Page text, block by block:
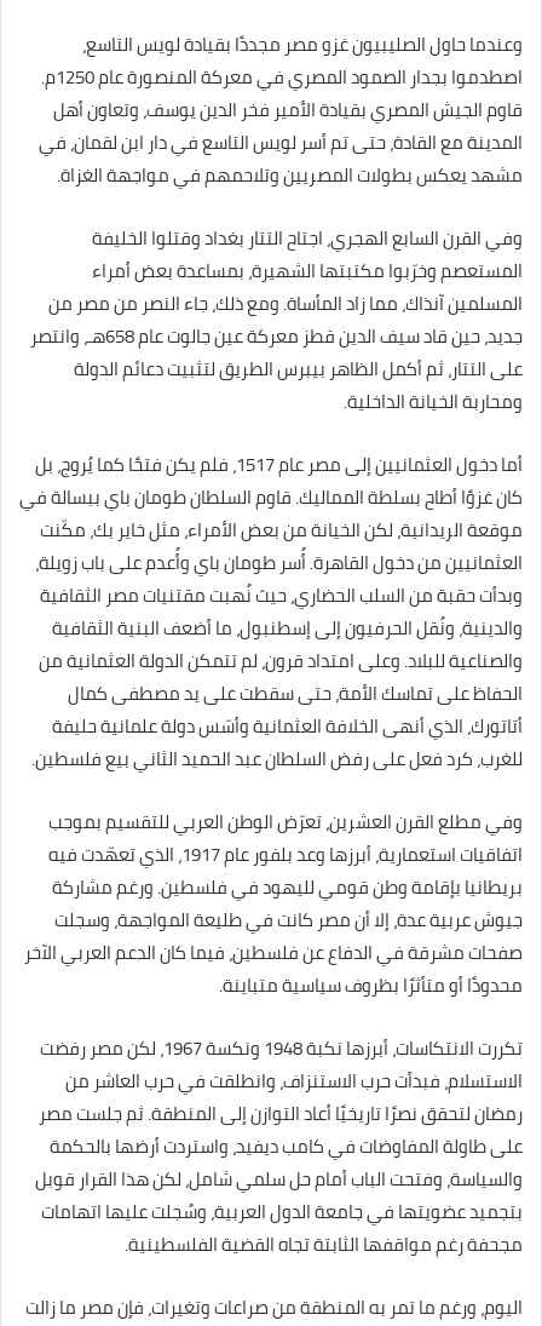
وعندما حاول الصليبيون غزو مصر مجددًا بقيادة لويس التاسع،
اصطدموا بجدار الصمود المصري في معركة المنصورة عام 1250م.
قاوم الجيش المصري بقيادة الأمير فخر الدين يوسف، وتعاون أهل
المدينة مع القادة، حتى تم أسر لويس التاسع في دار ابن لقمان، في
مشهد يعكس بطولات المصريين وتلاحمهم في مواجهة الغزاة.
وفي القرن السابع الهجري، اجتاح التتار بغداد وقتلوا الخليفة
المستعصم وخرّبوا مكتبتها الشهيرة، بمساعدة بعض أمراء
المسلمين آنذاك، مما زاد المأساة. ومع ذلك، جاء النصر من مصر من
جديد، حين قاد سيف الدين قطز معركة عين جالوت عام 658هـ، وانتصر
على التتار، ثم أكمل الظاهر بيبرس الطريق لتثبيت دعائم الدولة
ومحاربة الخيانة الداخلية.
أما دخول العثمانيين إلى مصر عام 1517، فلم يكن فتحًا كما يُروج، بل
كان غزوًا أطاح بسلطة المماليك. قاوم السلطان طومان باي ببسالة في
موقعة الريدانية، لكن الخيانة من بعض الأمراء، مثل خاير بك، مكّنت
العثمانيين من دخول القاهرة. أُسر طومان باي وأُعدم على باب زويلة،
وبدأت حقبة من السلب الحضاري، حيث نُهبت مقتنيات مصر الثقافية
والدينية، ونُقل الحرفيون إلى إسطنبول، ما أضعف البنية الثقافية
والصناعية للبلاد. وعلى امتداد قرون، لم تتمكن الدولة العثمانية من
الحفاظ على تماسك الأمة، حتى سقطت على يد مصطفى كمال
أتاتورك، الذي أنهى الخلافة العثمانية وأسّس دولة علمانية حليفة
للغرب، كرد فعل على رفض السلطان عبد الحميد الثاني بيع فلسطين.
وفي مطلع القرن العشرين، تعرّض الوطن العربي للتقسيم بموجب
اتفاقيات استعمارية، أبرزها وعد بلفور عام 1917، الذي تعهّدت فيه
بريطانيا بإقامة وطن قومي لليهود في فلسطين. ورغم مشاركة
جيوش عربية عدة، إلا أن مصر كانت في طليعة المواجهة، وسجلت
صفحات مشرقة في الدفاع عن فلسطين، فيما كان الدعم العربي الآخر
محدودًا أو متأثرًا بظروف سياسية متباينة.
تكررت الانتكاسات، أبرزها نكبة 1948 ونكسة 1967، لكن مصر رفضت
الاستسلام، فبدأت حرب الاستنزاف، وانطلقت في حرب العاشر من
رمضان لتحقق نصرًا تاريخيًا أعاد التوازن إلى المنطقة. ثم جلست مصر
على طاولة المفاوضات في كامب ديفيد، واستردت أرضها بالحكمة
والسياسة، وفتحت الباب أمام حل سلمي شامل، لكن هذا القرار قوبل
بتجميد عضويتها في جامعة الدول العربية، وسُجلت عليها اتهامات
مجحفة رغم مواقفها الثابتة تجاه القضية الفلسطينية.
اليوم، ورغم ما تمر به المنطقة من صراعات وتغيرات، فإن مصر ما زالت